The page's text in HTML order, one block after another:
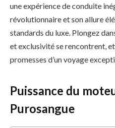
une expérience de conduite
révolutionnaire et son allure
standards du luxe. Plongez
et exclusivité se rencontrent,
promesses d’un voyage
Puissance du
Purosangue